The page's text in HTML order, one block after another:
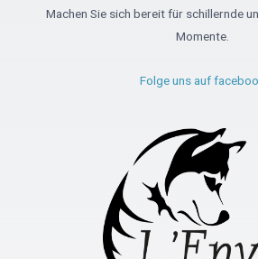
Machen Sie sich bereit für schillernde
Momente.
Folge uns auf